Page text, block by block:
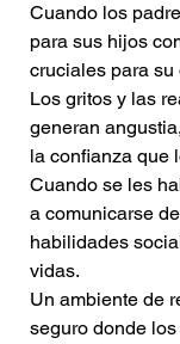
Cuando los
para sus hijos
cruciales para su
Los gritos y las
generan
la confianza que
Cuando se les
a comunicarse
habilidades
vidas.
Un ambiente de
seguro donde